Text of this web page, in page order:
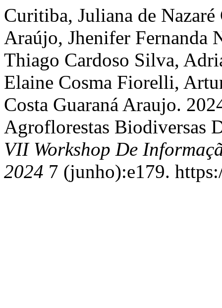
Curitiba, Juliana de
Araújo, Jhenifer Fernanda
Thiago Cardoso Silva,
Elaine Cosma Fiorelli,
Costa Guaraná Araujo.
Agroflorestas Biodiversas
VII Workshop De
2024 7 (junho):e179.